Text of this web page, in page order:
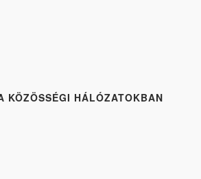
KÖZÖSSÉGI HÁLÓZATOKBAN